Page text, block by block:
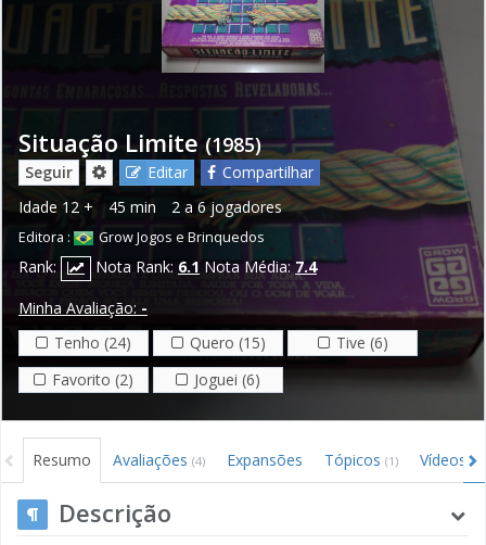
Situação Limite (1985)
Seguir Editar
Compartilhar
Idade 12 + 45 min 2 a 6 jogadores
Editora : Grow Jogos e Brinquedos
Rank: Nota Rank: 6.1 Nota Média:7.4
Minha Avaliação: -
Tenho (24)
Quero (15)
Tive (6)
Favorito (2)
Joguei (6)
Resumo Avaliações (4) Expansões Tópicos (1) Vídeos
Descrição